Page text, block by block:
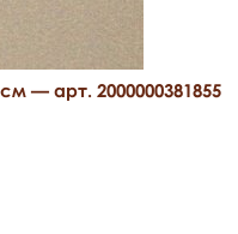
— арт. 2000000381855